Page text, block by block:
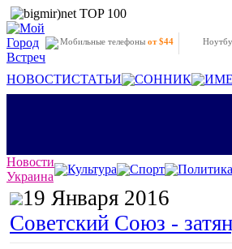
Мобильные телефоны от $44
НОВОСТИСТАТЬИ СОННИК
Новости
Украина
Культура Спорт Политика
19 Января 2016
Советский Союз -